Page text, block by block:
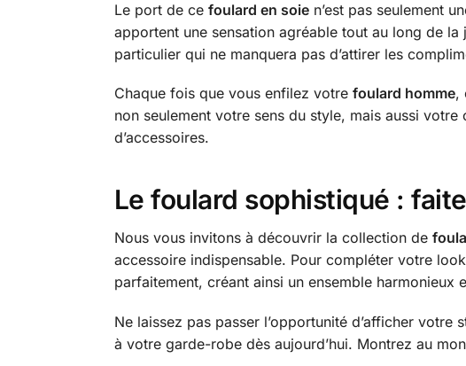
Le port de ce foulard en soien’est pas seulement
apportent une sensation agréable tout au long de
particulier qui ne manquera pas d’attirer les
Chaque fois que vous enfilez votre foulard homme,
non seulement votre sens du style, mais aussi
d’accessoires.
Le foulard sophistiqué :
Nous vous invitons à découvrir la collection de
accessoire indispensable. Pour compléter votre
parfaitement, créant ainsi un ensemble harmonieux
Ne laissez pas passer l’opportunité d’afficher votre
à votre garde-robe dès aujourd’hui. Montrez au